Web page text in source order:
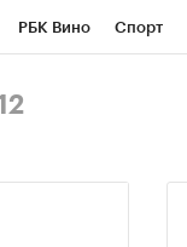
РБК Вино Спорт